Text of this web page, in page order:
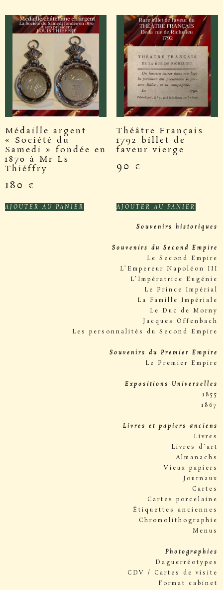
Médaille argent
« Société du
Samedi » fondée en
1870 à Mr Ls
Thiéffry
180 €
AJOUTER AU PANIER
Théâtre Français
1792 billet de
faveur vierge
90 €
AJOUTER AU PANIER
Souvenirs historiques
Souvenirs du Second Empire
Le Second Empire
L’Empereur Napoléon III
L’Impératrice Eugénie
Le Prince Impérial
La Famille Impériale
Le Duc de Morny
Jacques Offenbach
Les personnalités du Second Empire
Souvenirs du Premier Empire
Le Premier Empire
Expositions Universelles
1855
1867
Livres et papiers anciens
Livres
Livres d’art
Almanachs
Vieux papiers
Journaux
Cartes
Cartes porcelaine
Étiquettes anciennes
Chromolithographie
Menus
Photographies
Daguerréotypes
CDV / Cartes de visite
Format cabinet